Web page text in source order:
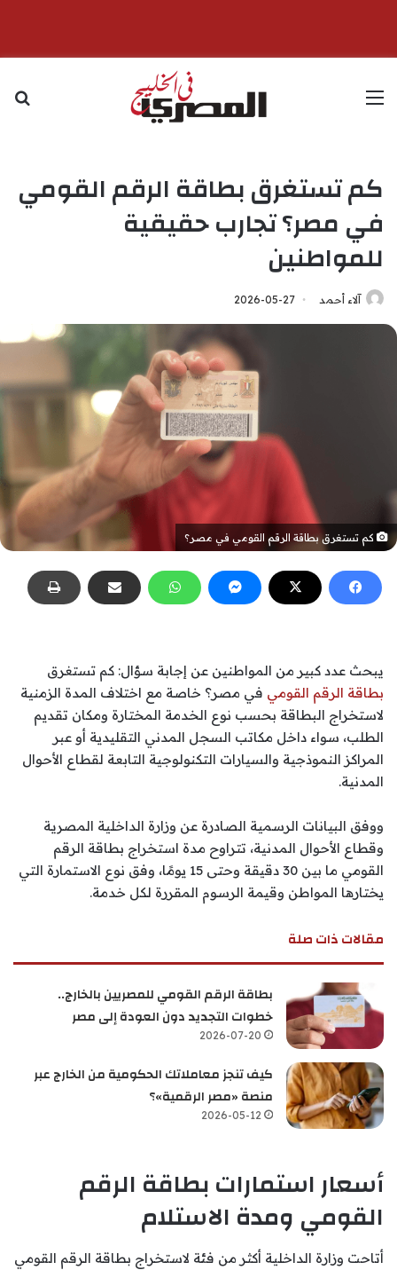
القائمة
كم تستغرق بطاقة الرقم القومي
في مصر؟ تجارب حقيقية
للمواطنين
آلاء أحمد 2026-05-27
كم تستغرق بطاقة الرقم القومي في مصر؟
يبحث عدد كبير من المواطنين عن إجابة سؤال: كم تستغرق
بطاقة الرقم القومي في مصر؟ خاصة مع اختلاف المدة الزمنية
لاستخراج البطاقة بحسب نوع الخدمة المختارة ومكان تقديم
الطلب، سواء داخل مكاتب السجل المدني التقليدية أو عبر
المراكز النموذجية والسيارات التكنولوجية التابعة لقطاع الأحوال
المدنية.
ووفق البيانات الرسمية الصادرة عن وزارة الداخلية المصرية
وقطاع الأحوال المدنية، تتراوح مدة استخراج بطاقة الرقم
القومي ما بين 30 دقيقة وحتى 15 يومًا، وفق نوع الاستمارة التي
يختارها المواطن وقيمة الرسوم المقررة لكل خدمة.
مقالات ذات صلة
بطاقة الرقم القومي للمصريين بالخارج..
خطوات التجديد دون العودة إلى مصر
2026-07-20
كيف تنجز معاملاتك الحكومية من الخارج عبر
منصة «مصر الرقمية»؟
2026-05-12
أسعار استمارات بطاقة الرقم
القومي ومدة الاستلام
أتاحت وزارة الداخلية أكثر من فئة لاستخراج بطاقة الرقم القومي